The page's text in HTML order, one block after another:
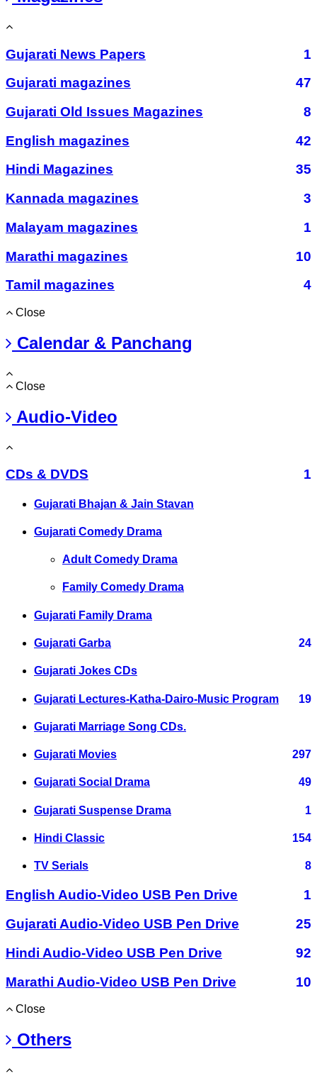
Gujarati News Papers
1
Gujarati magazines
47
Gujarati Old Issues Magazines
8
English magazines
42
Hindi Magazines
35
Kannada magazines
3
Malayam magazines
1
Marathi magazines
10
Tamil magazines
4
Close
Calendar & Panchang
Close
Audio-Video
CDs & DVDS 1
Gujarati Bhajan & Jain Stavan
Gujarati Comedy Drama
Adult Comedy Drama
Family Comedy Drama
Gujarati Family Drama
Gujarati Garba 24
Gujarati Jokes CDs
Gujarati Lectures-Katha-Dairo-Music Program 19
Gujarati Marriage Song CDs.
Gujarati Movies 297
Gujarati Social Drama 49
Gujarati Suspense Drama 1
Hindi Classic 154
TV Serials 8
English Audio-Video USB Pen Drive
1
Gujarati Audio-Video USB Pen Drive
25
Hindi Audio-Video USB Pen Drive
92
Marathi Audio-Video USB Pen Drive
10
Close
Others